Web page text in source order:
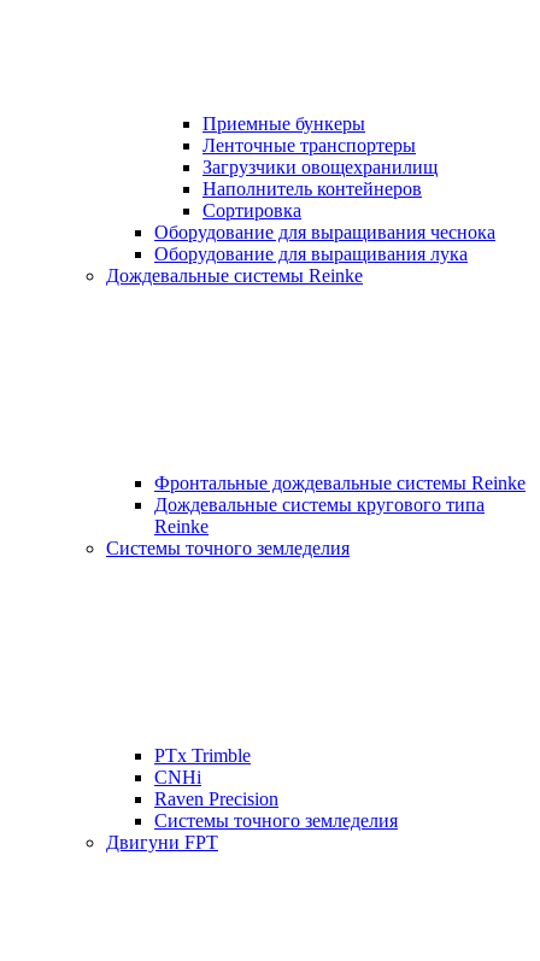
Приемные бункеры
Ленточные транспортеры
Загрузчики овощехранилищ
Наполнитель контейнеров
Сортировка
Оборудование для выращивания чеснока
Оборудование для выращивания лука
Дождевальные системы Reinke
Фронтальные дождевальные системы Reinke
Дождевальные системы кругового типа
Reinke
Системы точного земледелия
PTx Trimble
CNHi
Raven Precision
Системы точного земледелия
Двигуни FPT